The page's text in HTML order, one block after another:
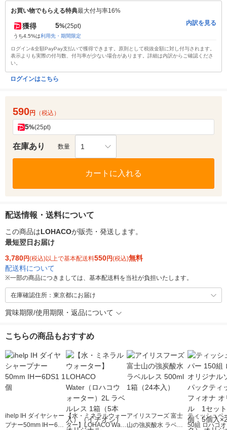
お買い物でもらえる特典最大付与率16%
獲得 5%(25pt)
うち4.5%は利用先・期間限定
内訳を見る
ログイン&全額PayPay支払いで獲得できます。原則として税抜金額に対し付与されます。
表示よりも実際の付与数、付与率が少ない場合があります。詳細は内訳からご確認くださ
い。
ログインはこちら
590円 （税込）
5%(25pt)
在庫あり 数量 1
カートに入れる
配送情報・送料について
この商品はLOHACOが販売・発送します。
最短翌日お届け
3,780円(税込)以上で基本配送料550円(税込)無料
配送料について
※一部の商品につきましては、基本配送料を当社が負担いたします。
在庫確認住所：東京都にお届け
賞味期限/使用期限・返品について
こちらの商品もおすすめ
ihelp IH ダイヤシャー
プナー50mm IHー6D
【水・ミネラルウォー
ター】LOHACO Wate
アイリスフーズ 富士
山の強炭酸水 ラベル
ティッシュペ
50組 ロハコ